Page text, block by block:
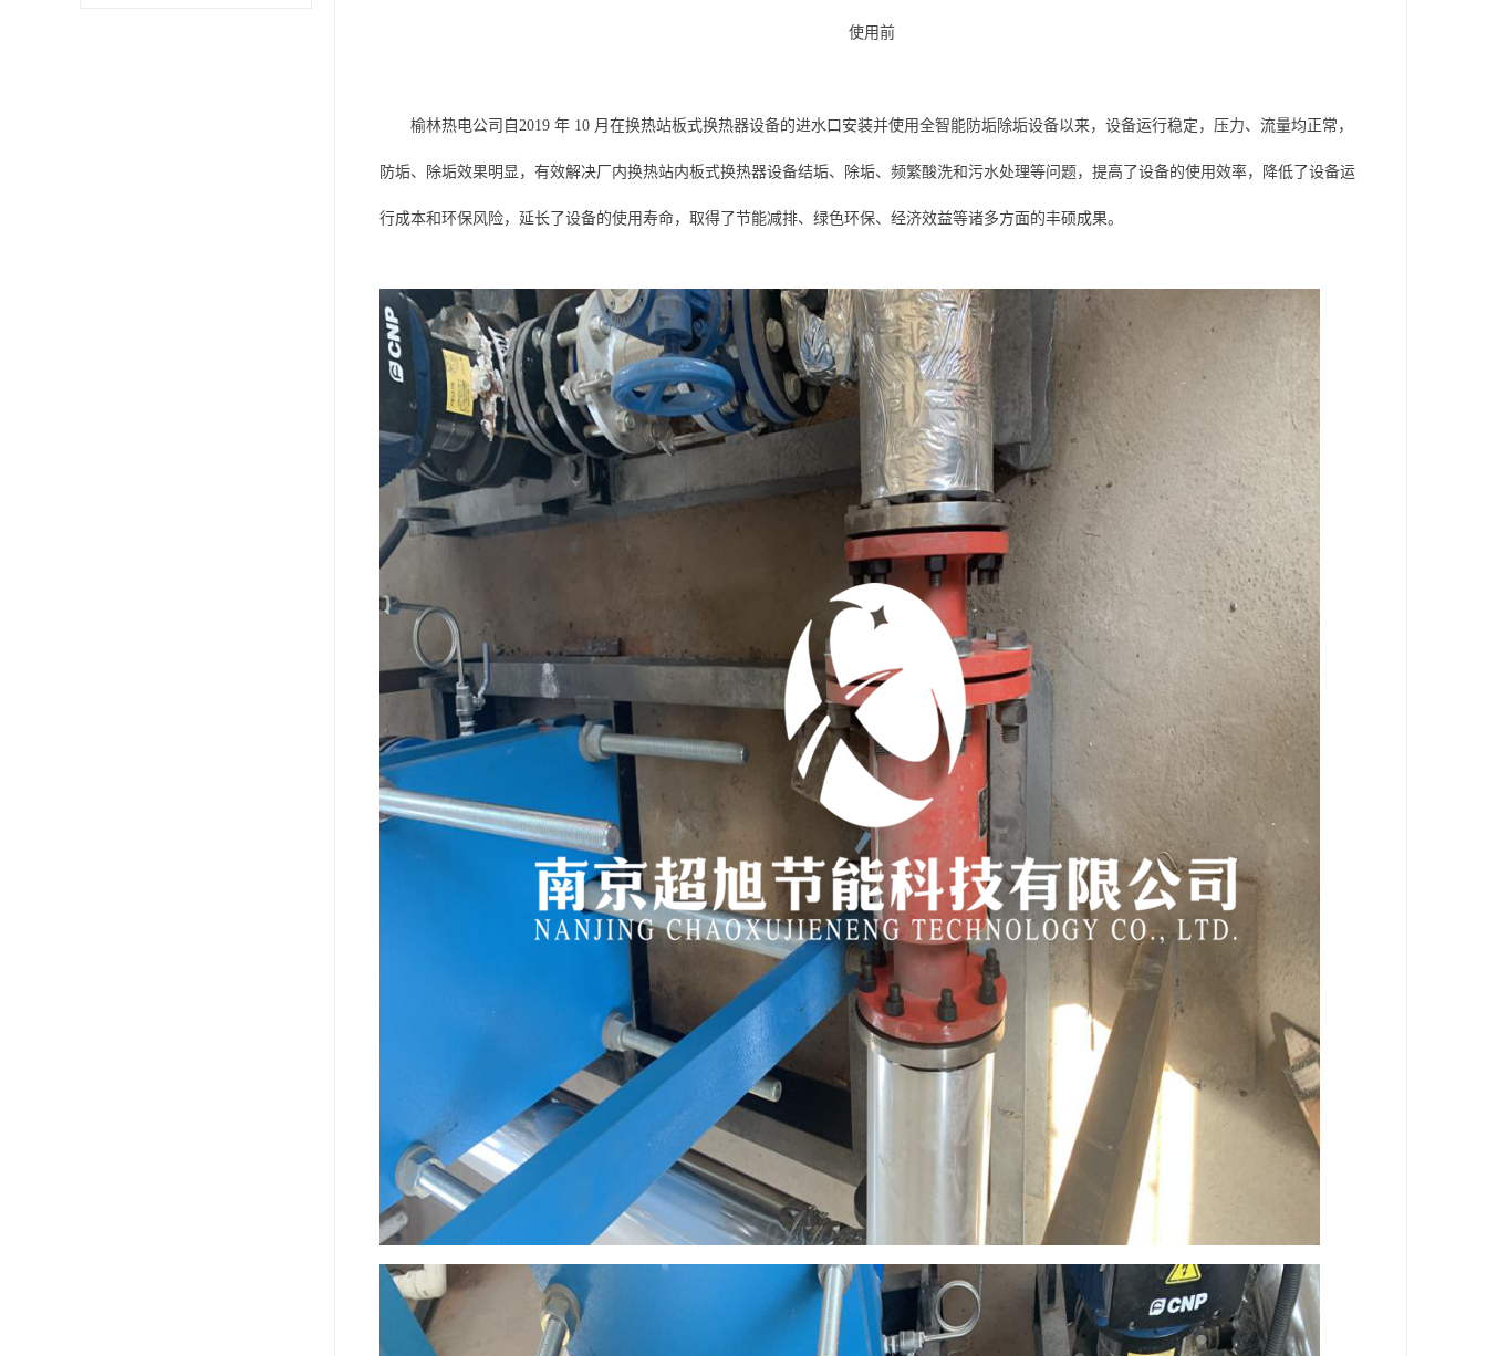
使用前
榆林热电公司自2019 年 10 月在换热站板式换热器设备的进水口安装并使用全智能防垢除垢设备以来，设备运行稳定，压力、流量均正常，
防垢、除垢效果明显，有效解决厂内换热站内板式换热器设备结垢、除垢、频繁酸洗和污水处理等问题，提高了设备的使用效率，降低了设备运
行成本和环保风险，延长了设备的使用寿命，取得了节能减排、绿色环保、经济效益等诸多方面的丰硕成果。